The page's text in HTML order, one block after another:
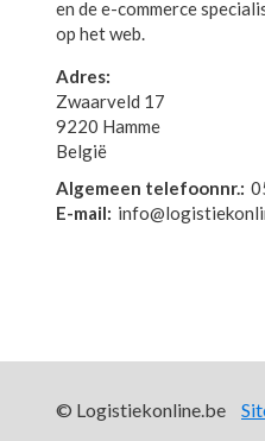
en de e-commerce
op het web.
Adres:
Zwaarveld 17
9220 Hamme
België
Algemeen telefoonnr.:
E-mail:
© Logistiekonline.be